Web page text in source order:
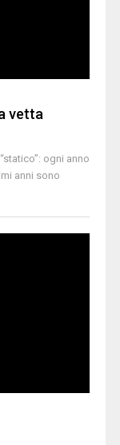
vetta
ogni anno
anni sono